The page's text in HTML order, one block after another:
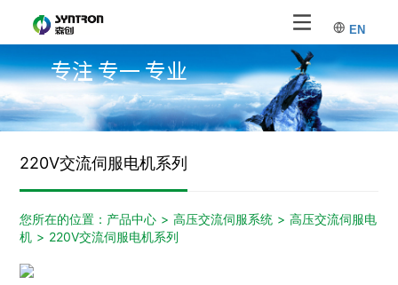
EN
专注 专一 专业
220V交流伺服电机系列
您所在的位置： 产品中心 > 高压交流伺服系统 > 高压交流伺服电
机 > 220V交流伺服电机系列